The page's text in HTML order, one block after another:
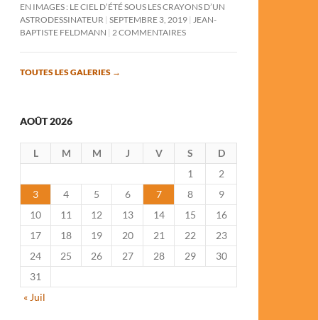
EN IMAGES : LE CIEL D’ÉTÉ SOUS LES CRAYONS D’UN
ASTRODESSINATEUR SEPTEMBRE 3, 2019
JEAN-
BAPTISTE FELDMANN
2 COMMENTAIRES
TOUTES LES GALERIES →
AOÛT 2026
L M M J V S
D
1
2
3
4 5 6 7 8
9
10
11 12 13 14 15
16
17
18 19 20 21 22
23
24
25 26 27 28 29
30
31
« Juil